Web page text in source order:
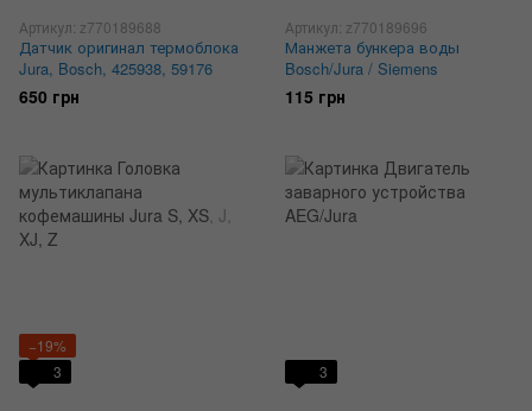
Артикул: z770189688
Датчик оригинал термоблока
Jura, Bosch, 425938, 59176
650 грн
Артикул: z770189696
Манжета бункера воды
Bosch/Jura / Siemens
115 грн
−19%
3
3